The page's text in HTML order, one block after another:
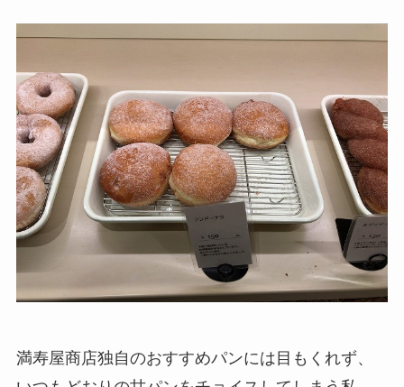
満寿屋商店独自のおすすめパンには目もくれず、